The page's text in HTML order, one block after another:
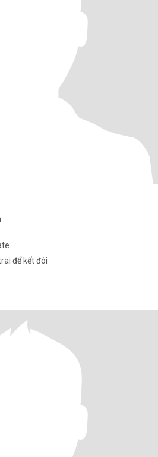
để kết đôi